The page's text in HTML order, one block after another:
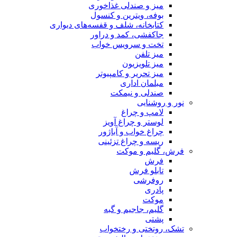
میز و صندلی غذاخوری
بوفه، ویترین و کنسول
کتابخانه، شلف و قفسه‌های دیواری
جاکفشی، کمد و دراور
تخت و سرویس خواب
میز تلفن
میز تلویزیون
میز تحریر و کامپیوتر
مبلمان اداری
صندلی و نیمکت
نور و روشنایی
لامپ و چراغ
لوستر و چراغ آویز
چراغ خواب و آباژور
ریسه و چراغ تزئینی
فرش، گلیم و موکت
فرش
تابلو فرش
روفرشی
پادری
موکت
گلیم، جاجیم و گبه
پشتی
تشک، روتختی و رختخواب